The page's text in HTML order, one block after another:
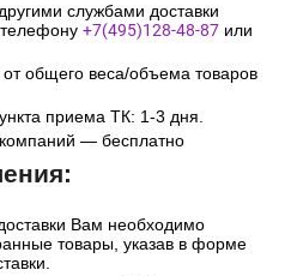
службами доставки
+7(495)128-48-87 или
общего веса/объема товаров
приема ТК: 1-3 дня.
— бесплатно
Вам необходимо
товары, указав в форме